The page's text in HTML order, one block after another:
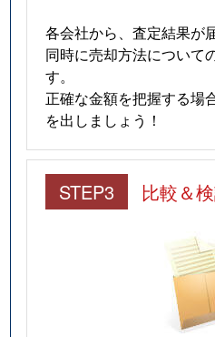
各会社から、査定結果が
同時に売却方法について
す。
正確な金額を把握する場
を出しましょう！
STEP3 比較＆